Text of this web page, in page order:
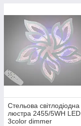
Стельова світлодіодна
люстра 2455/5WH LED
3color dimmer